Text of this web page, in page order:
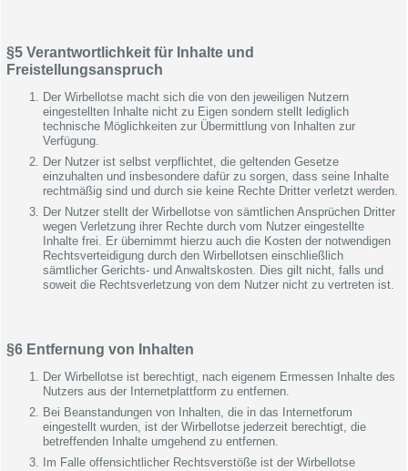
§5 Verantwortlichkeit für Inhalte und
Freistellungsanspruch
Der Wirbellotse macht sich die von den jeweiligen Nutzern
eingestellten Inhalte nicht zu Eigen sondern stellt lediglich
technische Möglichkeiten zur Übermittlung von Inhalten zur
Verfügung.
Der Nutzer ist selbst verpflichtet, die geltenden Gesetze
einzuhalten und insbesondere dafür zu sorgen, dass seine Inhalte
rechtmäßig sind und durch sie keine Rechte Dritter verletzt werden.
Der Nutzer stellt der Wirbellotse von sämtlichen Ansprüchen Dritter
wegen Verletzung ihrer Rechte durch vom Nutzer eingestellte
Inhalte frei. Er übernimmt hierzu auch die Kosten der notwendigen
Rechtsverteidigung durch den Wirbellotsen einschließlich
sämtlicher Gerichts- und Anwaltskosten. Dies gilt nicht, falls und
soweit die Rechtsverletzung von dem Nutzer nicht zu vertreten ist.
§6 Entfernung von Inhalten
Der Wirbellotse ist berechtigt, nach eigenem Ermessen Inhalte des
Nutzers aus der Internetplattform zu entfernen.
Bei Beanstandungen von Inhalten, die in das Internetforum
eingestellt wurden, ist der Wirbellotse jederzeit berechtigt, die
betreffenden Inhalte umgehend zu entfernen.
Im Falle offensichtlicher Rechtsverstöße ist der Wirbellotse